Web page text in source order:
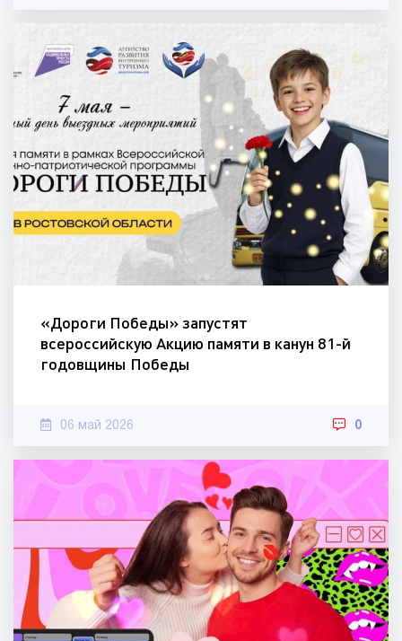
«Дороги Победы» запустят
всероссийскую Акцию памяти в канун 81-й
годовщины Победы
06 май 2026 0